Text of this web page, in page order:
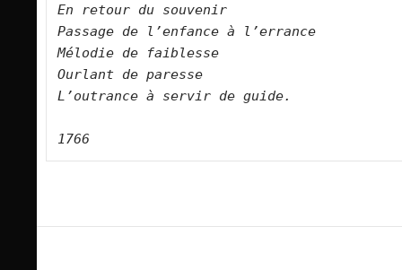
En retour du souvenir
Passage de l’enfance à l’errance
Mélodie de faiblesse
Ourlant de paresse
L’outrance à servir de guide.
1766